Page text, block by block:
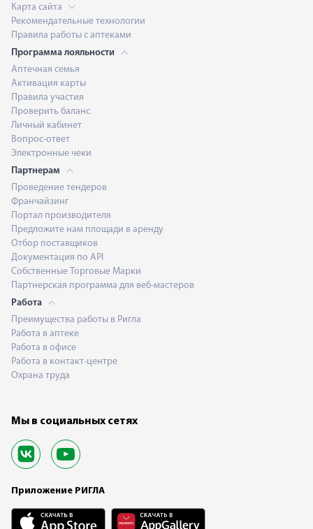
Карта сайта
Рекомендательные технологии
Правила работы с аптеками
Программа лояльности
Аптечная семья
Активация карты
Правила участия
Проверить баланс
Личный кабинет
Вопрос-ответ
Электронные чеки
Партнерам
Проведение тендеров
Франчайзинг
Портал производителя
Предложите нам площади в аренду
Отбор поставщиков
Документация по API
Собственные Торговые Марки
Партнерская программа для веб-мастеров
Работа
Преимущества работы в Ригла
Работа в аптеке
Работа в офисе
Работа в контакт-центре
Охрана труда
Мы в социальных сетях
Приложение РИГЛА